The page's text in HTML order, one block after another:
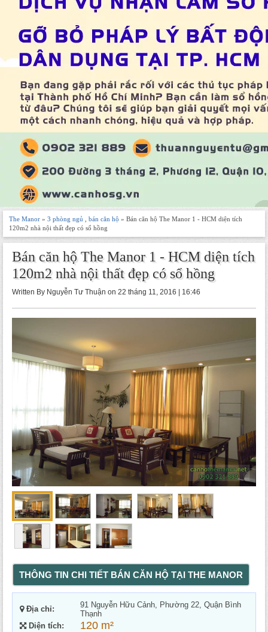
The Manor » 3 phòng ngủ bán căn hộ » Bán căn hộ The Manor 1 - HCM diện tích
120m2 nhà nội thất đẹp có sổ hồng
Bán căn hộ The Manor 1 - HCM diện tích
120m2 nhà nội thất đẹp có sổ hồng
Written By Nguyễn Tư Thuận on 22 tháng 11, 2016 | 16:46
THÔNG TIN CHI TIẾT BÁN CĂN HỘ TẠI THE MANOR
Địa chỉ:
91 Nguyễn Hữu Cảnh, Phường 22, Quận Bình
Thạnh
Diện tích:
120 m²